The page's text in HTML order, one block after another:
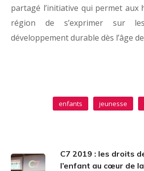
partagé l’initiative qui permet aux
région de s’exprimer sur
développement durable dès l’âge
enfants jeunesse
C7 2019 : les droits
l’enfant au cœur de